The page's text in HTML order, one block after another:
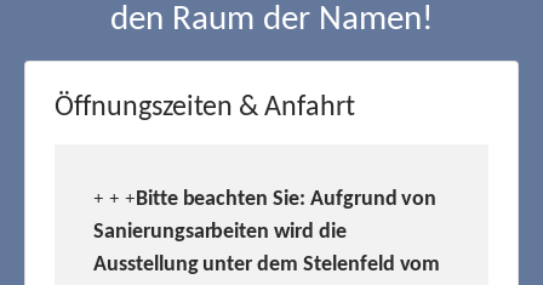
den Raum der Namen!
Öffnungszeiten & Anfahrt
+ + +Bitte beachten Sie: Aufgrund von
Sanierungsarbeiten wird die
Ausstellung unter dem Stelenfeld vom